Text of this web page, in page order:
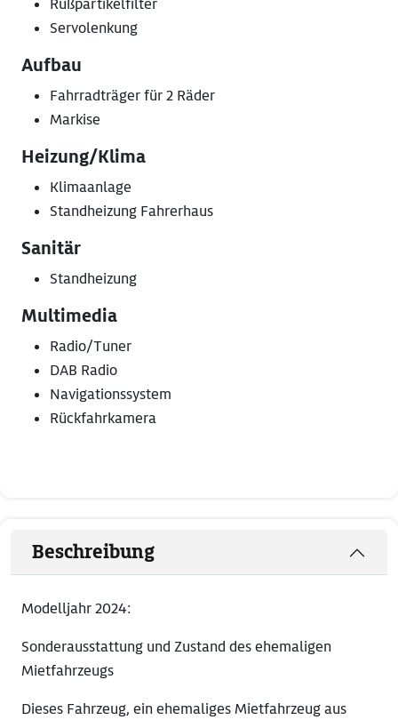
Rußpartikelfilter
Servolenkung
Aufbau
Fahrradträger für 2 Räder
Markise
Heizung/Klima
Klimaanlage
Standheizung Fahrerhaus
Sanitär
Standheizung
Multimedia
Radio/Tuner
DAB Radio
Navigationssystem
Rückfahrkamera
Beschreibung
Modelljahr 2024:
Sonderausstattung und Zustand des ehemaligen
Mietfahrzeugs
Dieses Fahrzeug, ein ehemaliges Mietfahrzeug aus